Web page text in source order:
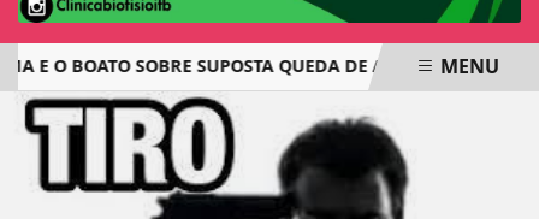
O BOATO SOBRE SUPOSTA QUEDA DE AVIÃO COM JOVENS
EM ALTA
MENU